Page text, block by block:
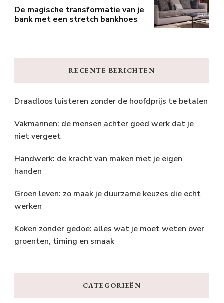
De magische transformatie van je
bank met een stretch bankhoes
RECENTE BERICHTEN
Draadloos luisteren zonder de hoofdprijs te betalen
Vakmannen: de mensen achter goed werk dat je
niet vergeet
Handwerk: de kracht van maken met je eigen
handen
Groen leven: zo maak je duurzame keuzes die echt
werken
Koken zonder gedoe: alles wat je moet weten over
groenten, timing en smaak
CATEGORIEËN